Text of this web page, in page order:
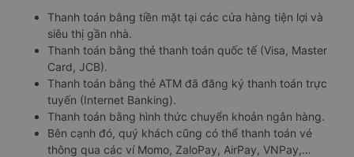
Thanh toán bằng tiền mặt tại các cửa hàng tiện lợi và
siêu thị gần nhà.
Thanh toán bằng thẻ thanh toán quốc tế (Visa, Master
Card, JCB).
Thanh toán bằng thẻ ATM đã đăng ký thanh toán trực
tuyến (Internet Banking).
Thanh toán bằng hình thức chuyển khoản ngân hàng.
Bên cạnh đó, quý khách cũng có thể thanh toán vé
thông qua các ví Momo, ZaloPay, AirPay, VNPay,…